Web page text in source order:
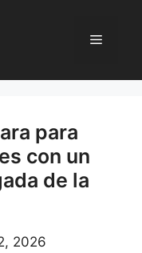
Menú
para
con un
de la
2026